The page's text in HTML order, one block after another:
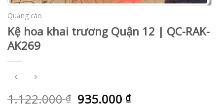
Quảng cáo
Kệ hoa khai trương Quận 12 | QC-RAK-
AK269
1.122.000₫ 935.000 ₫